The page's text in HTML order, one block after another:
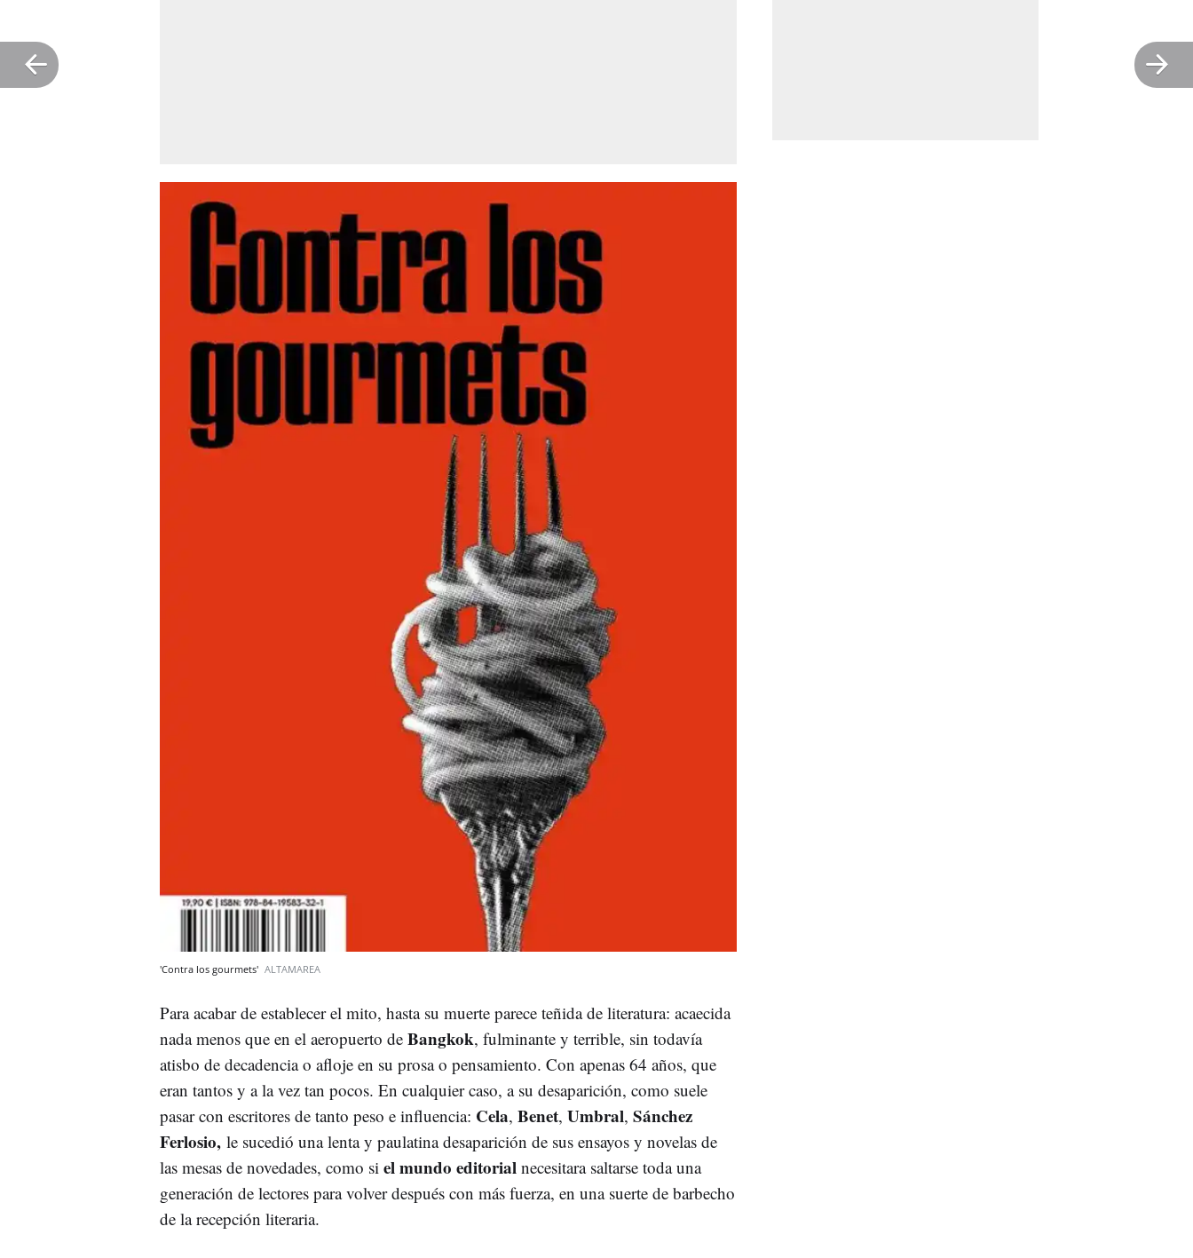
'Contra los gourmets' ALTAMAREA
Para acabar de establecer el mito, hasta su muerte parece teñida de literatura: acaecida
nada menos que en el aeropuerto de Bangkok, fulminante y terrible, sin todavía
atisbo de decadencia o afloje en su prosa o pensamiento. Con apenas 64 años, que
eran tantos y a la vez tan pocos. En cualquier caso, a su desaparición, como suele
pasar con escritores de tanto peso e influencia: Cela, Benet, Umbral, Sánchez
Ferlosio, le sucedió una lenta y paulatina desaparición de sus ensayos y novelas de
las mesas de novedades, como si el mundo editorial necesitara saltarse toda una
generación de lectores para volver después con más fuerza, en una suerte de barbecho
de la recepción literaria.